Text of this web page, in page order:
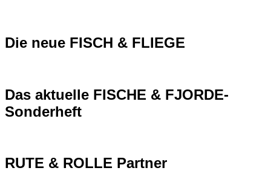
Die neue FISCH & FLIEGE
Das aktuelle FISCHE & FJORDE-
Sonderheft
RUTE & ROLLE Partner